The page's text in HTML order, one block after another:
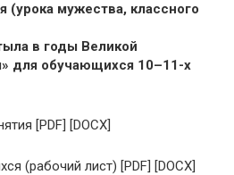
(урока мужества, классного
в годы Великой
для обучающихся 10–11-х
[PDF] [DOCX]
(рабочий лист) [PDF] [DOCX]